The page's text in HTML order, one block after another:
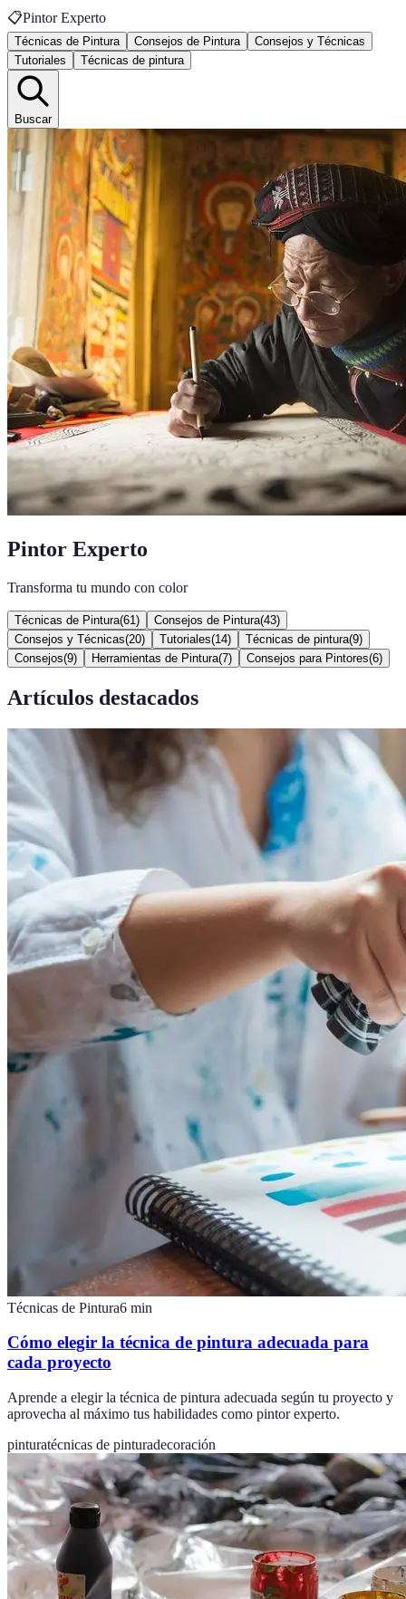
📋Pintor Experto
Técnicas de Pintura Consejos de Pintura
Consejos y Técnicas
Tutoriales
Técnicas de pintura
Buscar
Pintor Experto
Transforma tu mundo con color
Técnicas de Pintura(61 ) Consejos de Pintura(43)
Consejos y Técnicas(20) Tutoriales(14) Técnicas de pintura(9)
Consejos(9) Herramientas de Pintura(7) Consejos para Pintores(6)
Artículos destacados
Técnicas de Pintura6 min
Cómo elegir la técnica de pintura adecuada para
cada proyecto
Aprende a elegir la técnica de pintura adecuada según tu proyecto y
aprovecha al máximo tus habilidades como pintor experto.
pinturatécnicas de pinturadecoración